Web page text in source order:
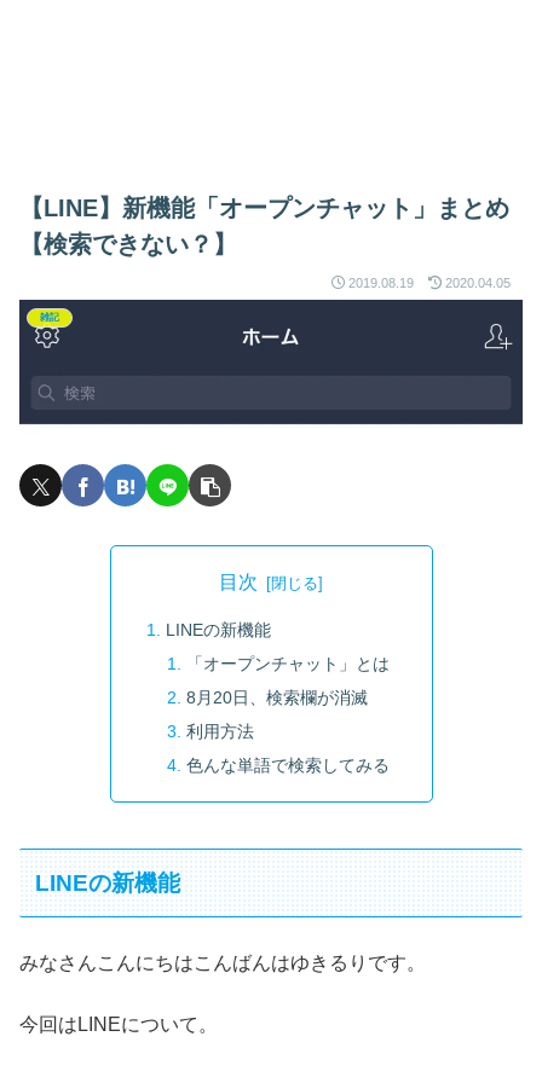
【LINE】新機能「オープンチャット」まとめ
【検索できない？】
2019.08.19 2020.04.05
雑記
目次
LINEの新機能
「オープンチャット」とは
8月20日、検索欄が消滅
利用方法
色んな単語で検索してみる
LINEの新機能
みなさんこんにちはこんばんはゆきるりです。
今回はLINEについて。